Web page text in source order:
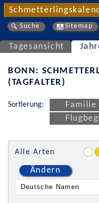
Suche Sitemap
Tagesansicht
BONN:
(TAGFALTER)
Sortierung: Familie
Alle Arten
Ändern